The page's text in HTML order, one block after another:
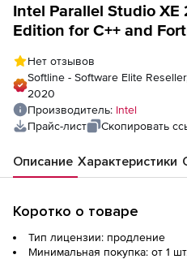
Intel Parallel Studio XE
Edition for C++ and
(SSR Pre-expiry)
Нет отзывов
Softline - Software Elite
2020
Производитель: Intel
Прайс-лист
Скопировать
Описание Характеристики
Коротко о товаре
Тип лицензии: продление
Минимальная покупка: от 1 шт.